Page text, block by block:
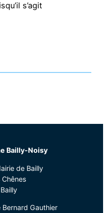
s’agit
Bailly-Noisy
de Bailly
Chênes
Bernard Gauthier